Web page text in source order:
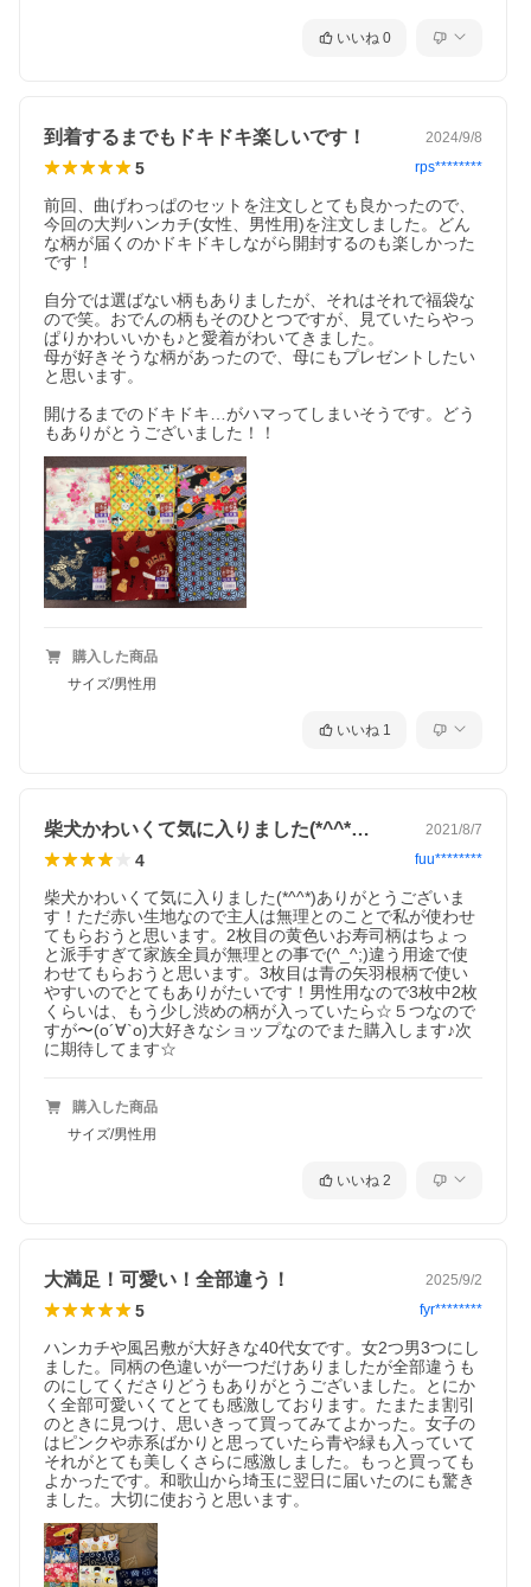
いいね 0
到着するまでもドキドキ楽しいです！ 2024/9/8
5 rps********
前回、曲げわっぱのセットを注文しとても良かったので、
今回の大判ハンカチ(女性、男性用)を注文しました。どん
な柄が届くのかドキドキしながら開封するのも楽しかった
です！
自分では選ばない柄もありましたが、それはそれで福袋な
ので笑。おでんの柄もそのひとつですが、見ていたらやっ
ぱりかわいいかも♪と愛着がわいてきました。
母が好きそうな柄があったので、母にもプレゼントしたい
と思います。
開けるまでのドキドキ…がハマってしまいそうです。どう
もありがとうございました！！
購入した商品
サイズ/男性用
いいね 1
柴犬かわいくて気に入りました(*^^*… 2021/8/7
4 fuu********
柴犬かわいくて気に入りました(*^^*)ありがとうございま
す！ただ赤い生地なので主人は無理とのことで私が使わせ
てもらおうと思います。2枚目の黄色いお寿司柄はちょっ
と派手すぎて家族全員が無理との事で(^_^;)違う用途で使
わせてもらおうと思います。3枚目は青の矢羽根柄で使い
やすいのでとてもありがたいです！男性用なので3枚中2枚
くらいは、もう少し渋めの柄が入っていたら☆５つなので
すが〜(о´∀`о)大好きなショップなのでまた購入します♪次
に期待してます☆
購入した商品
サイズ/男性用
いいね 2
大満足！可愛い！全部違う！ 2025/9/2
5 fyr********
ハンカチや風呂敷が大好きな40代女です。女2つ男3つにし
ました。同柄の色違いが一つだけありましたが全部違うも
のにしてくださりどうもありがとうございました。とにか
く全部可愛いくてとても感激しております。たまたま割引
のときに見つけ、思いきって買ってみてよかった。女子の
はピンクや赤系ばかりと思っていたら青や緑も入っていて
それがとても美しくさらに感激しました。もっと買っても
よかったです。和歌山から埼玉に翌日に届いたのにも驚き